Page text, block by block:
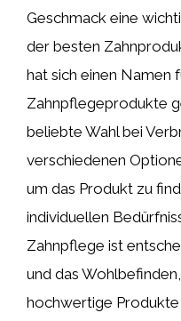
Geschmack eine
der besten
hat sich einen Namen
Zahnpflegeprodukte
beliebte Wahl bei
verschiedenen
um das Produkt zu
individuellen
Zahnpflege ist
und das
hochwertige